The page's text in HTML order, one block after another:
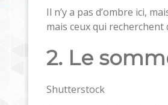
Il n’y a pas d’ombre ici,
mais ceux qui
2. Le
Shutterstock